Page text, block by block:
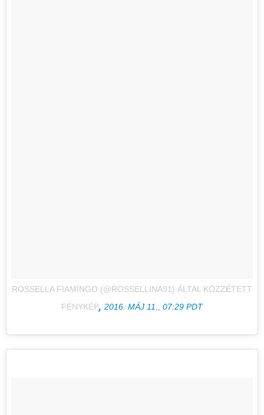
ROSSELLA FIAMINGO (@ROSSELLINA91) ÁLTAL KÖZZÉTETT
FÉNYKÉP, 2016. MÁJ 11., 07:29 PDT